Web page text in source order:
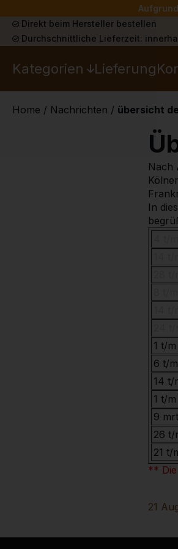
Direkt beim Hersteller bestellen
Durchschnittliche Lieferzeit:
Kategorien Lieferung
Home / Nachrichten / übersicht
Nach
In
14
1 t/
6 t/
14 t/
1 t/
9
26 t/
21 t/
** Die
21